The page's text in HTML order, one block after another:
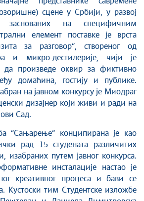
сцене у Србији, у развој
заснованих на специфичним
елемент поставке је врста
за разговор“, створеног од
и микро-дестилерије, чији је
да произведе оквир за фиктивно
домаћина, гостију и публике.
на јавном конкурсу је Миодраг
дизајнер који живи и ради на
Сад.
“Сањарење“ конципирана је као
рад 15 студената различитих
изабраних путем јавног конкурса.
инсталације настао је
креативног процеса и бави се
Кустоски тим Студентске изложбе